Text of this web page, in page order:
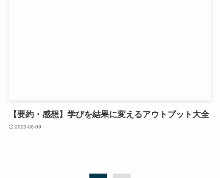
【要約・感想】学びを結果に変えるアウトプット大全
2023-06-09